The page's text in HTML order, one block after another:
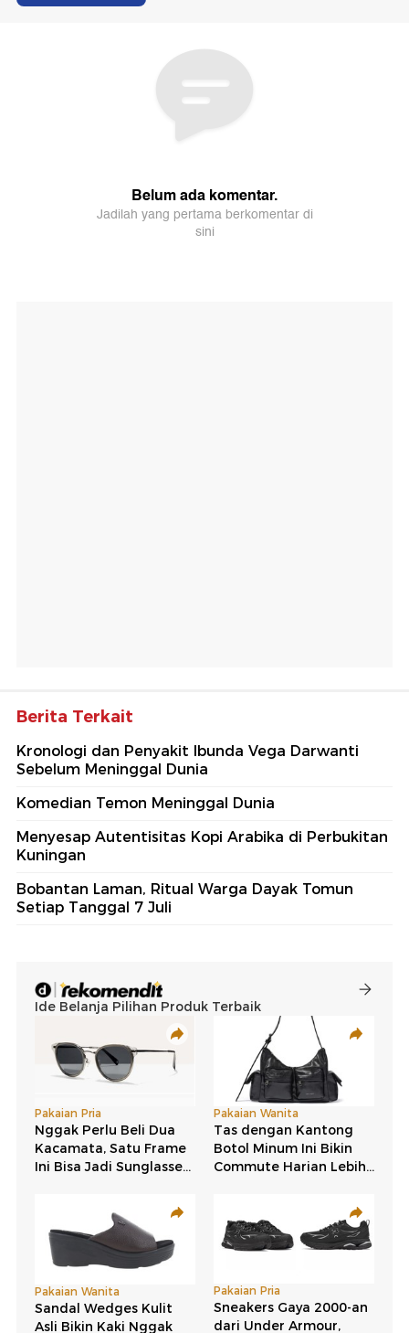
Berita Terkait
Kronologi dan Penyakit Ibunda Vega Darwanti
Sebelum Meninggal Dunia
Komedian Temon Meninggal Dunia
Menyesap Autentisitas Kopi Arabika di Perbukitan
Kuningan
Bobantan Laman, Ritual Warga Dayak Tomun
Setiap Tanggal 7 Juli